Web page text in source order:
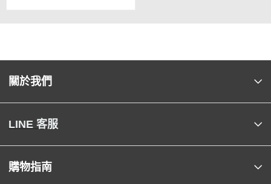
關於我們
LINE 客服
購物指南